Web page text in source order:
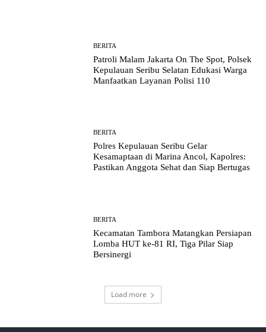
BERITA
Patroli Malam Jakarta On The Spot, Polsek
Kepulauan Seribu Selatan Edukasi Warga
Manfaatkan Layanan Polisi 110
BERITA
Polres Kepulauan Seribu Gelar
Kesamaptaan di Marina Ancol, Kapolres:
Pastikan Anggota Sehat dan Siap Bertugas
BERITA
Kecamatan Tambora Matangkan Persiapan
Lomba HUT ke-81 RI, Tiga Pilar Siap
Bersinergi
Load more